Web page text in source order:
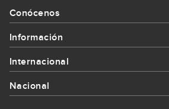
Conócenos
Información
Internacional
Nacional